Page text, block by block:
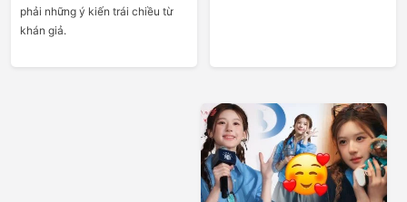
phải những ý kiến trái chiều từ
khán giả.